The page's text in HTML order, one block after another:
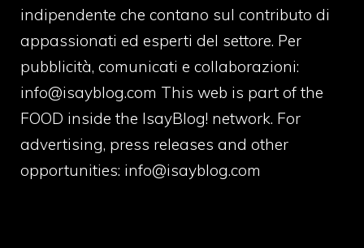
indipendente che contano sul contributo di
appassionati ed esperti del settore. Per
pubblicità, comunicati e collaborazioni:
info@isayblog.com This web is part of the
FOOD inside the IsayBlog! network. For
advertising, press releases and other
opportunities: info@isayblog.com